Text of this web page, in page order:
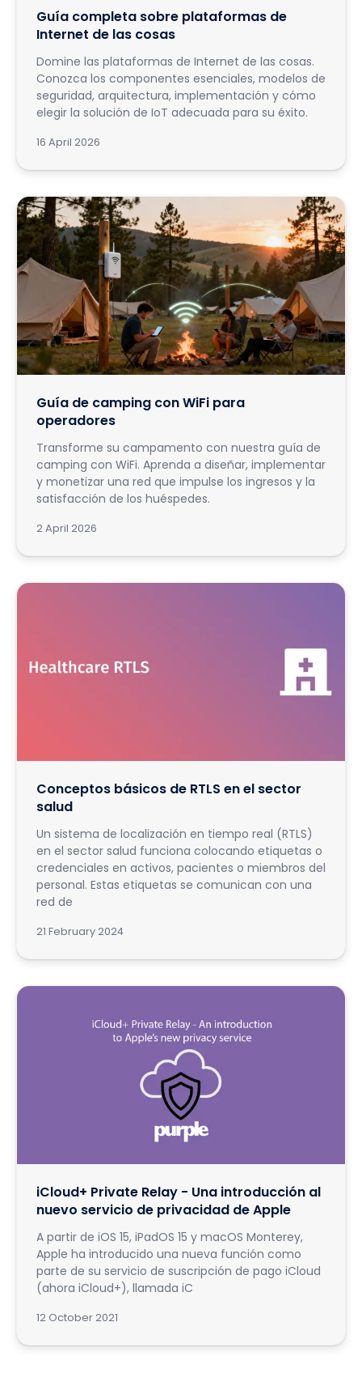
Guía completa sobre plataformas de
Internet de las cosas
Domine las plataformas de Internet de las cosas.
Conozca los componentes esenciales, modelos de
seguridad, arquitectura, implementación y cómo
elegir la solución de IoT adecuada para su éxito.
16 April 2026
Guía de camping con WiFi para
operadores
Transforme su campamento con nuestra guía de
camping con WiFi. Aprenda a diseñar, implementar
y monetizar una red que impulse los ingresos y la
satisfacción de los huéspedes.
2 April 2026
Conceptos básicos de RTLS en el sector
salud
Un sistema de localización en tiempo real (RTLS)
en el sector salud funciona colocando etiquetas o
credenciales en activos, pacientes o miembros del
personal. Estas etiquetas se comunican con una
red de
21 February 2024
iCloud+ Private Relay - Una introducción al
nuevo servicio de privacidad de Apple
A partir de iOS 15, iPadOS 15 y macOS Monterey,
Apple ha introducido una nueva función como
parte de su servicio de suscripción de pago iCloud
(ahora iCloud+), llamada iC
12 October 2021